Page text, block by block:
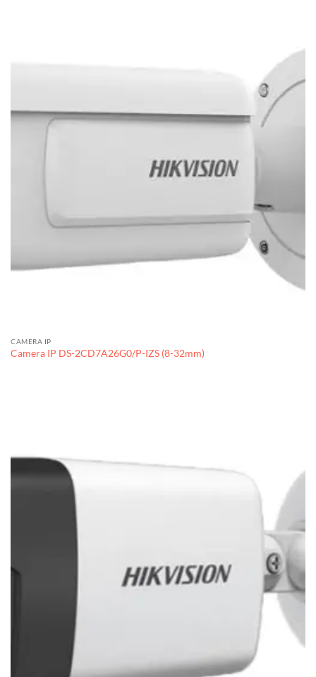
CAMERA IP
Camera IP DS-2CD7A26G0/P-IZS (8-32mm)